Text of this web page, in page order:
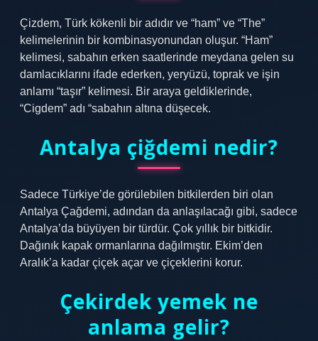
Çizdem, Türk kökenli bir adıdır ve “ham” ve “The”
kelimelerinin bir kombinasyonundan oluşur. “Ham”
kelimesi, sabahın erken saatlerinde meydana gelen su
damlacıklarını ifade ederken, yeryüzü, toprak ve işin
anlamı “taşır” kelimesi. Bir araya geldiklerinde,
“Cigdem” adı “sabahın altına düşecek.
Antalya çiğdemi nedir?
Sadece Türkiye’de görülebilen bitkilerden biri olan
Antalya Çağdemi, adından da anlaşılacağı gibi, sadece
Antalya’da büyüyen bir türdür. Çok yıllık bir bitkidir.
Dağınık kapak ormanlarına dağılmıştır. Ekim’den
Aralık’a kadar çiçek açar ve çiçeklerini korur.
Çekirdek yemek ne
anlama gelir?